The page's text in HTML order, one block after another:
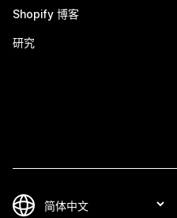
Shopify 博客
研究